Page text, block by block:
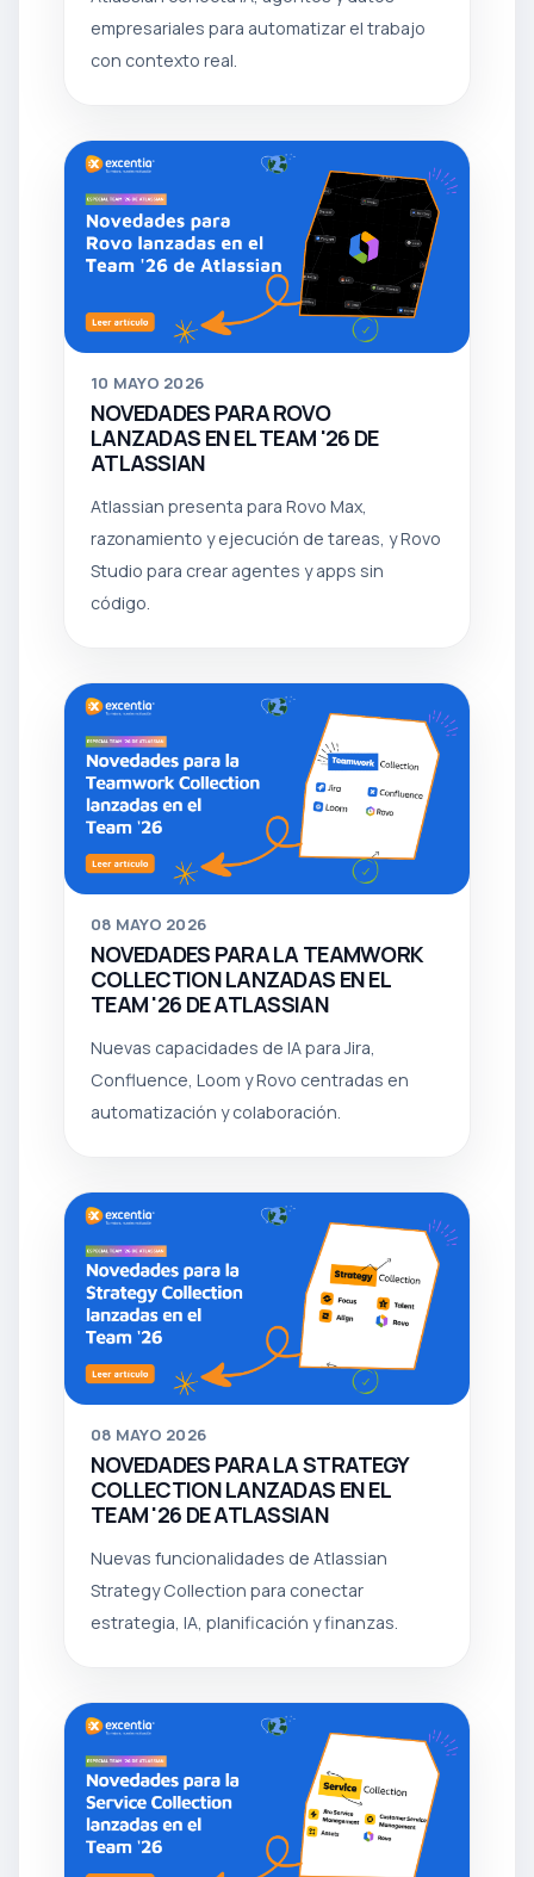
empresariales para automatizar el trabajo
con contexto real.
10 MAYO 2026
NOVEDADES PARA ROVO
LANZADAS EN EL TEAM '26 DE
ATLASSIAN
Atlassian presenta para Rovo Max,
razonamiento y ejecución de tareas, y Rovo
Studio para crear agentes y apps sin
código.
08 MAYO 2026
NOVEDADES PARA LA TEAMWORK
COLLECTION LANZADAS EN EL
TEAM '26 DE ATLASSIAN
Nuevas capacidades de IA para Jira,
Confluence, Loom y Rovo centradas en
automatización y colaboración.
08 MAYO 2026
NOVEDADES PARA LA STRATEGY
COLLECTION LANZADAS EN EL
TEAM '26 DE ATLASSIAN
Nuevas funcionalidades de Atlassian
Strategy Collection para conectar
estrategia, IA, planificación y finanzas.